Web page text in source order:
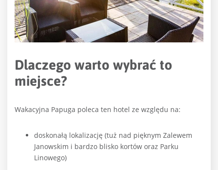
Dlaczego warto wybrać to
miejsce?
Wakacyjna Papuga poleca ten hotel ze względu na:
doskonałą lokalizację (tuż nad pięknym Zalewem
Janowskim i bardzo blisko kortów oraz Parku
Linowego)